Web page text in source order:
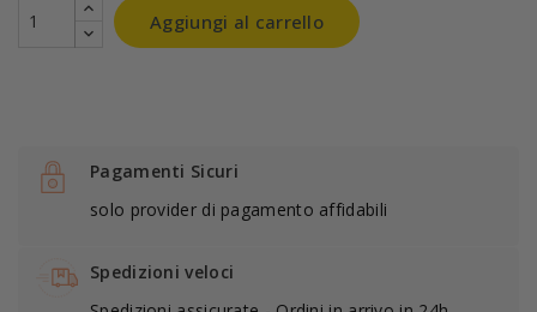
Aggiungi al carrello
Pagamenti Sicuri
solo provider di pagamento affidabili
Spedizioni veloci